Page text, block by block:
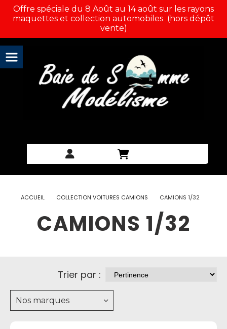
Offre spéciale du 8 Août au 14 août sur les rayons
maquettes et collection automobiles (hors dépôt
vente)
ACCUEIL COLLECTION VOITURES CAMIONS CAMIONS 1/32
CAMIONS 1/32
Trier par :
Nos marques
Panneau de gestion des cookies